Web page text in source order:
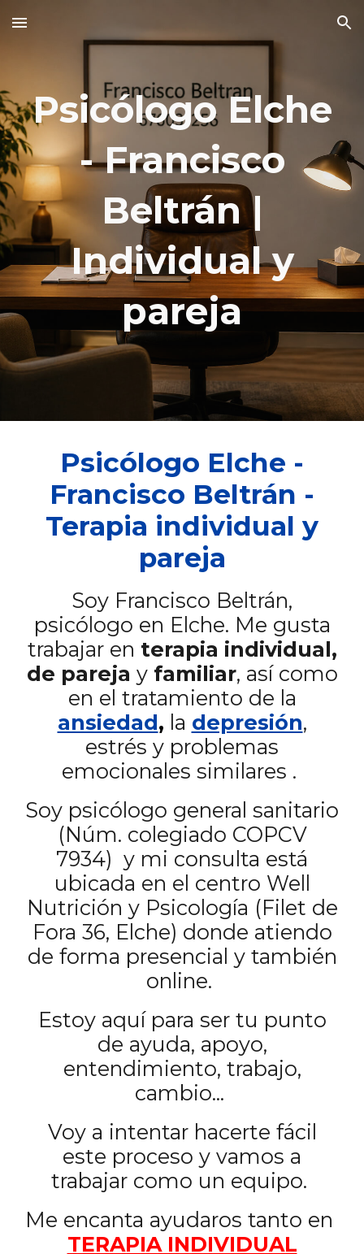
Skip to main content Skip to navigation
Psicólogo Elche
- Francisco
Beltrán |
Individual y
pareja
Psicólogo Elche -
Francisco Beltrán -
Terapia individual y
pareja
Soy Francisco Beltrán,
psicólogo en Elche. Me gusta
trabajar en terapia individual,
de pareja y familiar, así como
en el tratamiento de la
ansiedad, la depresión,
estrés y problemas
emocionales similares .
Soy psicólogo general sanitario
(Núm. colegiado COPCV
7934) y mi consulta está
ubicada en el centro Well
Nutrición y Psicología (Filet de
Fora 36, Elche) donde atiendo
de forma presencial y también
online.
Estoy aquí para ser tu punto
de ayuda, apoyo,
entendimiento, trabajo,
cambio...
Voy a intentar hacerte fácil
este proceso y vamos a
trabajar como un equipo.
Me encanta ayudaros tanto en
TERAPIA INDIVIDUAL